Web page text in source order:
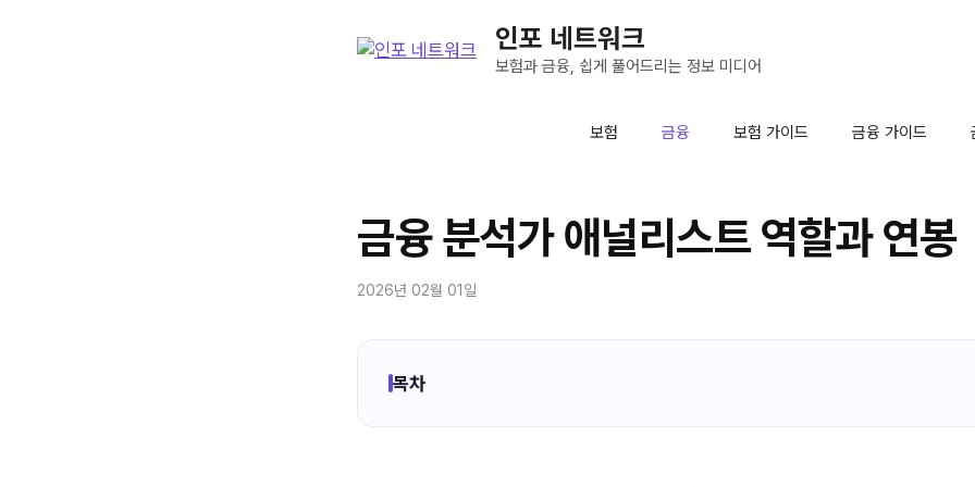
인포 네트워크
보험과 금융, 쉽게 풀어드리는 정보 미디어
보험 금융 보험 가이드 금융 가이드
금융 분석가 애널리스트 역할과 연봉
2026년 02월 01일
목차